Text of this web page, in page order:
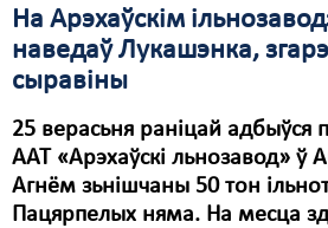
На Арэхаўскім
наведаў Лукашэнка,
сыравіны
25 верасьня раніцай адбыўся
ААТ «Арэхаўскі льнозавод» ў
Агнём зьнішчаны 50 тон
Пацярпелых няма. На месца
Безбар'ернае асяродзьдзе
Выбары
Дзяржава
Кантакт
Пра нас